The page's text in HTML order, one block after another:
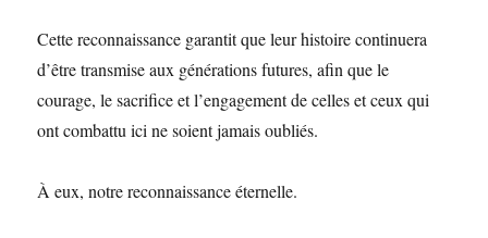
Cette reconnaissance garantit que leur histoire continuera
d’être transmise aux générations futures, afin que le
courage, le sacrifice et l’engagement de celles et ceux qui
ont combattu ici ne soient jamais oubliés.
À eux, notre reconnaissance éternelle.